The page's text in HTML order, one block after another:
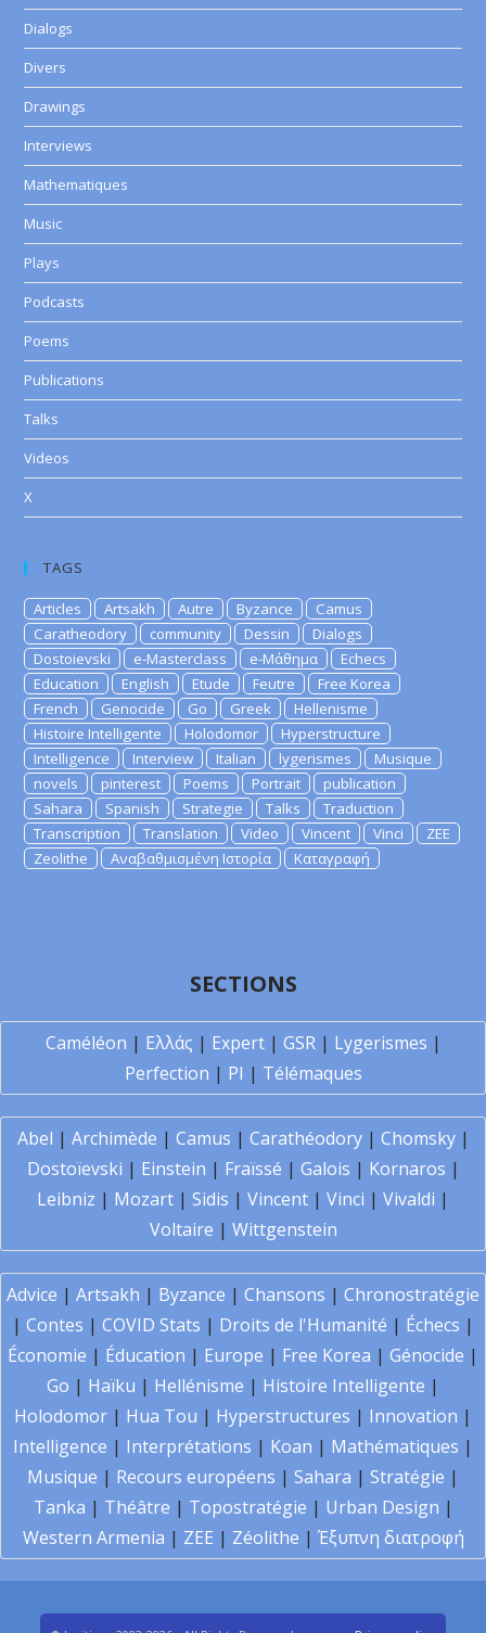
Dialogs
Divers
Drawings
Interviews
Mathematiques
Music
Plays
Podcasts
Poems
Publications
Talks
Videos
X
TAGS
Articles Artsakh Autre Byzance
Camus
Caratheodory
community Dessin
Dialogs
Dostoievski
e-Masterclass e-Μάθημα
Echecs
Education
English Etude Feutre
Free Korea
French
Genocide Go Greek
Hellenisme
Histoire Intelligente
Holodomor
Hyperstructure
Intelligence
Interview Italian lygerismes
Musique
novels
pinterest Poems Portrait
publication
Sahara
Spanish Strategie Talks
Traduction
Transcription
Translation Video Vincent Vinci
ZEE
Zeolithe
Αναβαθμισμένη Ιστορία Καταγραφή
SECTIONS
Caméléon | Ελλάς | Expert| GSR| Lygerismes |
Perfection | PI | Télémaques
Abel | Archimède | Camus | Carathéodory| Chomsky|
Dostoïevski | Einstein | Fraïssé | Galois | Kornaros |
Leibniz | Mozart | Sidis | Vincent | Vinci | Vivaldi |
Voltaire | Wittgenstein
Advice | Artsakh | Byzance | Chansons | Chronostratégie
| Contes | COVID Stats | Droits de l'Humanité | Échecs |
Économie | Éducation | Europe | Free Korea | Génocide |
Go | Haïku | Hellénisme | Histoire Intelligente |
Holodomor | Hua Tou | Hyperstructures | Innovation |
Intelligence | Interprétations | Koan | Mathématiques |
Musique | Recours européens | Sahara | Stratégie |
Tanka | Théâtre | Topostratégie | Urban Design |
Western Armenia | ZEE | Zéolithe | Έξυπνη διατροφή